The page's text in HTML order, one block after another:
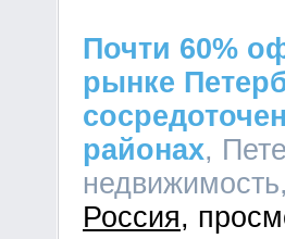
Почти 60%
рынке
районах,
Россия